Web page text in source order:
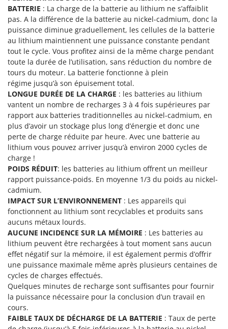
Stiga
Stocker
Sunseeker
T
Tecla
TecnoGen
Tellarini Pompe
Telwin
Tenco
Tineco
Titania
Tornado
Tre Spade
Trev - Abrek - TecnoVIR
Trotec
Troy-Bilt
U
Udor
Unger
V
Verdemax
Vesco
BATTERIE : La charge de la batterie au lithium ne s’affaiblit
pas. A la différence de la batterie au nickel-cadmium, donc la
puissance diminue graduellement, les cellules de la batterie
au lithium maintiennent une puissance constante pendant
tout le cycle. Vous profitez ainsi de la même charge pendant
toute la durée de l’utilisation, sans réduction du nombre de
tours du moteur. La batterie fonctionne à plein
régime jusqu’à son épuisement total.
LONGUE DURÉE DE LA CHARGE : les batteries au lithium
vantent un nombre de recharges 3 à 4 fois supérieures par
rapport aux batteries traditionnelles au nickel-cadmium, en
plus d’avoir un stockage plus long d’énergie et donc une
perte de charge réduite par heure. Avec une batterie au
lithium vous pouvez arriver jusqu’à environ 2000 cycles de
charge !
POIDS RÉDUIT: les batteries au lithium offrent un meilleur
rapport puissance-poids. En moyenne 1/3 du poids au nickel-
cadmium.
IMPACT SUR L’ENVIRONNEMENT : Les appareils qui
fonctionnent au lithium sont recyclables et produits sans
aucuns métaux lourds.
AUCUNE INCIDENCE SUR LA MÉMOIRE : Les batteries au
lithium peuvent être rechargées à tout moment sans aucun
effet négatif sur la mémoire, il est également permis d’offrir
une puissance maximale même après plusieurs centaines de
cycles de charges effectués.
Quelques minutes de recharge sont suffisantes pour fournir
la puissance nécessaire pour la conclusion d’un travail en
cours.
FAIBLE TAUX DE DÉCHARGE DE LA BATTERIE : Taux de perte